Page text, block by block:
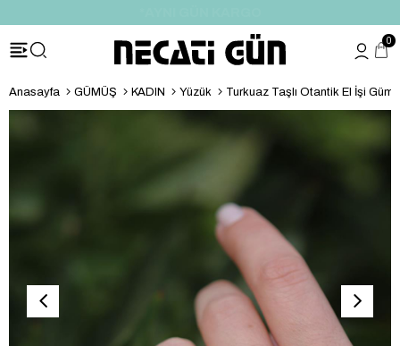
0
Anasayfa GÜMÜŞ KADIN Yüzük Turkuaz Taşlı Otantik El İşi